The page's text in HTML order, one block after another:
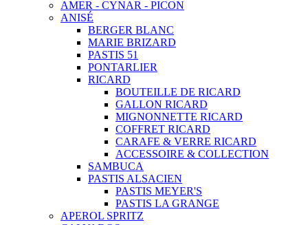
AMER - CYNAR - PICON
ANISÉ
BERGER BLANC
MARIE BRIZARD
PASTIS 51
PONTARLIER
RICARD
BOUTEILLE DE RICARD
GALLON RICARD
MIGNONNETTE RICARD
COFFRET RICARD
CARAFE & VERRE RICARD
ACCESSOIRE & COLLECTION
SAMBUCA
PASTIS ALSACIEN
PASTIS MEYER'S
PASTIS LA GRANGE
APEROL SPRITZ